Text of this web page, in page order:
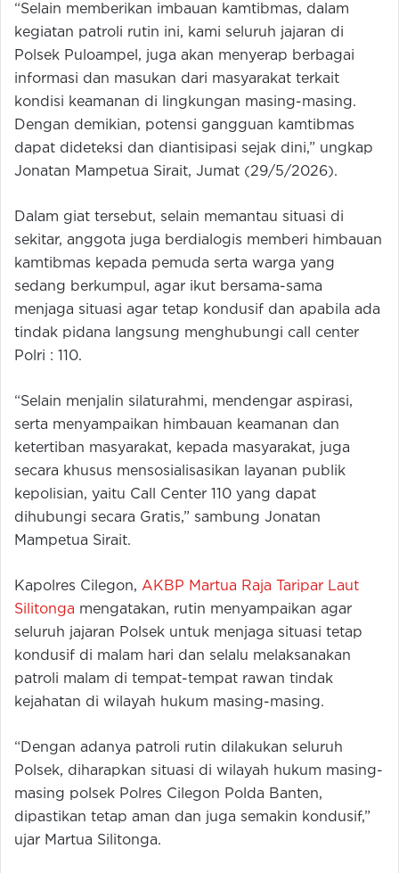
“Selain memberikan imbauan kamtibmas, dalam
kegiatan patroli rutin ini, kami seluruh jajaran di
Polsek Puloampel, juga akan menyerap berbagai
informasi dan masukan dari masyarakat terkait
kondisi keamanan di lingkungan masing-masing.
Dengan demikian, potensi gangguan kamtibmas
dapat dideteksi dan diantisipasi sejak dini,” ungkap
Jonatan Mampetua Sirait, Jumat (29/5/2026).
Dalam giat tersebut, selain memantau situasi di
sekitar, anggota juga berdialogis memberi himbauan
kamtibmas kepada pemuda serta warga yang
sedang berkumpul, agar ikut bersama-sama
menjaga situasi agar tetap kondusif dan apabila ada
tindak pidana langsung menghubungi call center
Polri : 110.
“Selain menjalin silaturahmi, mendengar aspirasi,
serta menyampaikan himbauan keamanan dan
ketertiban masyarakat, kepada masyarakat, juga
secara khusus mensosialisasikan layanan publik
kepolisian, yaitu Call Center 110 yang dapat
dihubungi secara Gratis,” sambung Jonatan
Mampetua Sirait.
Kapolres Cilegon, AKBP Martua Raja Taripar Laut
Silitonga mengatakan, rutin menyampaikan agar
seluruh jajaran Polsek untuk menjaga situasi tetap
kondusif di malam hari dan selalu melaksanakan
patroli malam di tempat-tempat rawan tindak
kejahatan di wilayah hukum masing-masing.
“Dengan adanya patroli rutin dilakukan seluruh
Polsek, diharapkan situasi di wilayah hukum masing-
masing polsek Polres Cilegon Polda Banten,
dipastikan tetap aman dan juga semakin kondusif,”
ujar Martua Silitonga.